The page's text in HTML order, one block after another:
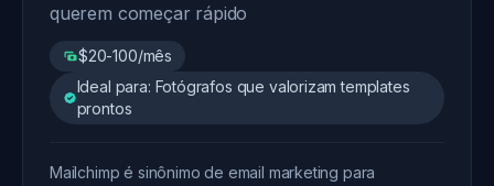
querem começar rápido
$20-100/mês
Ideal para: Fotógrafos que valorizam templates
prontos
Mailchimp é sinônimo de email marketing para